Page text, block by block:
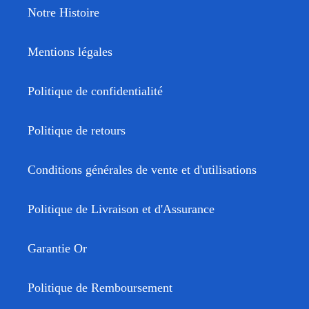
Notre Histoire
Mentions légales
Politique de confidentialité
Politique de retours
Conditions générales de vente et d'utilisations
Politique de Livraison et d'Assurance
Garantie Or
Politique de Remboursement